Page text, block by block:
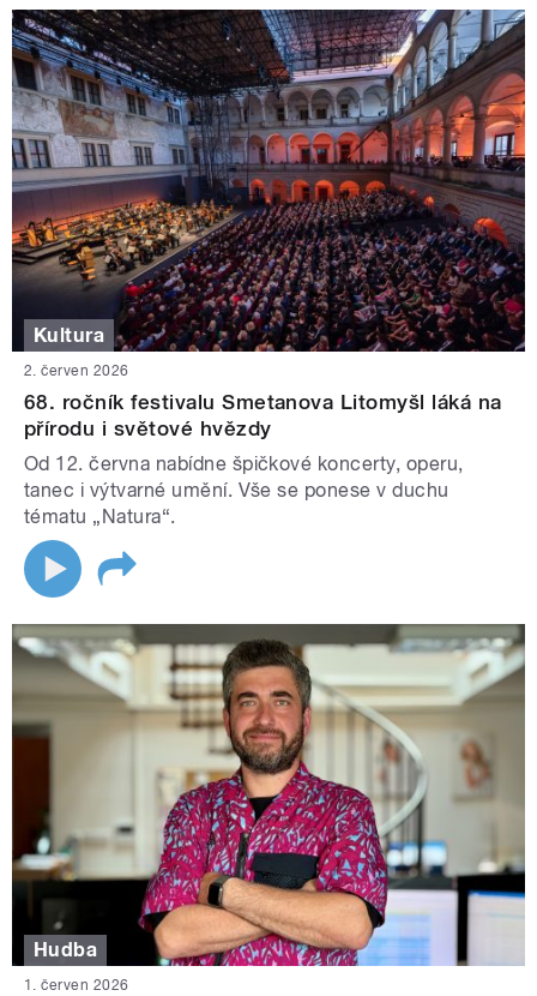
Kultura
2. červen 2026
68. ročník festivalu Smetanova Litomyšl láká na
přírodu i světové hvězdy
Od 12. června nabídne špičkové koncerty, operu,
tanec i výtvarné umění. Vše se ponese v duchu
tématu „Natura“.
Hudba
1. červen 2026